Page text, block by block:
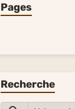
Pages
Recherche